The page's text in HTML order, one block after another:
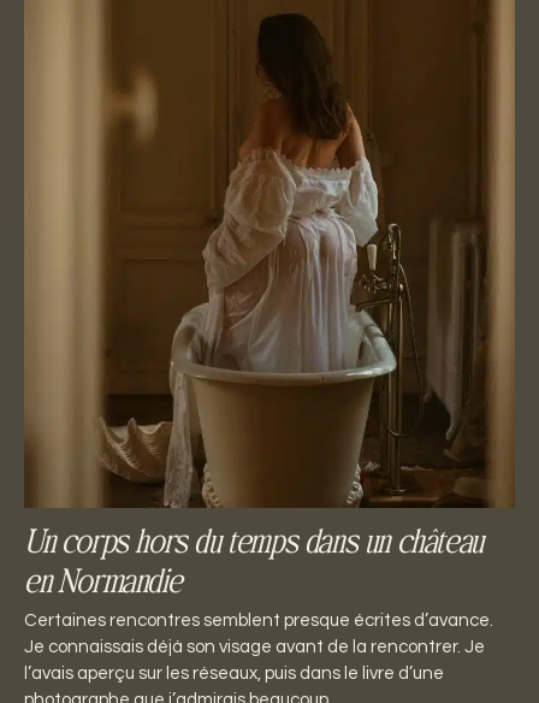
Un corps hors du temps dans un château
en Normandie
Certaines rencontres semblent presque écrites d’avance.
Je connaissais déjà son visage avant de la rencontrer. Je
l’avais aperçu sur les réseaux, puis dans le livre d’une
photographe que j’admirais beaucoup…